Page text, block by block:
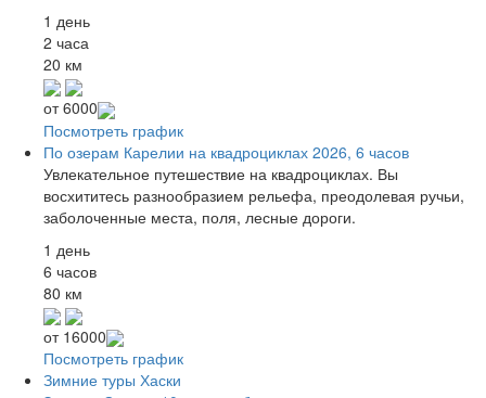
1 день
2 часа
20 км
от6000
Посмотреть график
По озерам Карелии на квадроциклах 2026, 6 часов
Увлекательное путешествие на квадроциклах. Вы
восхититесь разнообразием рельефа, преодолевая ручьи,
заболоченные места, поля, лесные дороги.
1 день
6 часов
80 км
от 16000
Посмотреть график
Зимние туры Хаски